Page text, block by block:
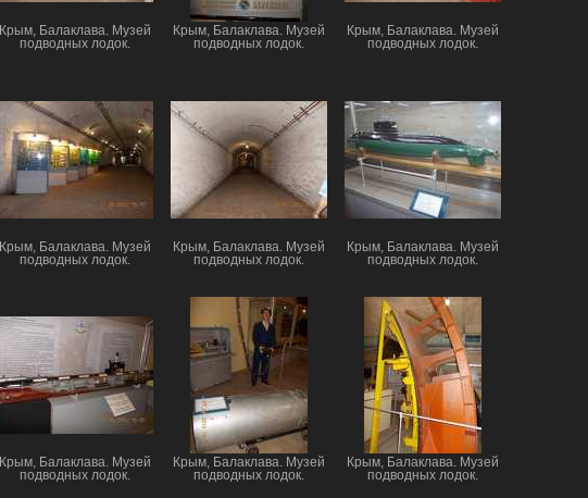
Крым, Балаклава. Музей
подводных лодок.
Крым, Балаклава. Музей
подводных лодок.
Крым, Балаклава. Музей
подводных лодок.
Крым, Балаклава. Музей
подводных лодок.
Крым, Балаклава. Музей
подводных лодок.
Крым, Балаклава. Музей
подводных лодок.
Крым, Балаклава. Музей
подводных лодок.
Крым, Балаклава. Музей
подводных лодок.
Крым, Балаклава. Музей
подводных лодок.